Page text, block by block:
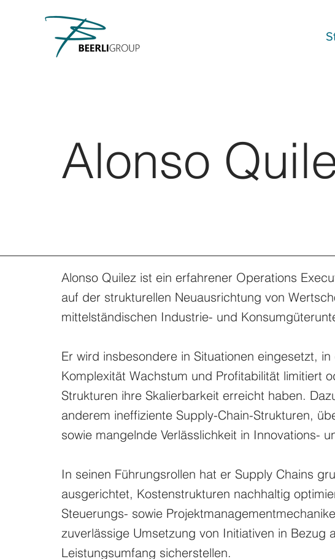
Alonso
Alonso Quilez ist ein erfahrener Operations
auf der strukturellen Neuausrichtung von
mittelständischen Industrie- und
Er wird insbesondere in Situationen eingesetzt,
Komplexität Wachstum und Profitabilität limitiert
Strukturen ihre Skalierbarkeit erreicht haben.
anderem ineffiziente Supply-Chain-Strukturen,
sowie mangelnde Verlässlichkeit in Innovations-
In seinen Führungsrollen hat er Supply Chains
ausgerichtet, Kostenstrukturen nachhaltig
Steuerungs- sowie
zuverlässige Umsetzung von Initiativen in Bezug
Leistungsumfang sicherstellen.